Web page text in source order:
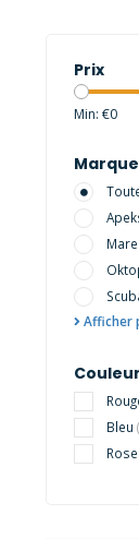
Prix
Min: €0
Afficher
Couleur
Bleu
Rose